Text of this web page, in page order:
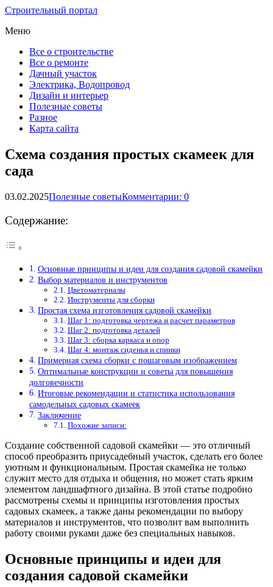
Строительный портал
Меню
Все о строительстве
Все о ремонте
Дачный участок
Электрика, Водопровод
Дизайн и интерьер
Полезные советы
Разное
Карта сайта
Схема создания простых скамеек для
сада
03.02.2025Полезные советыКомментарии: 0
Содержание:
Основные принципы и идеи для создания садовой скамейки
Выбор материалов и инструментов
Цветоматериалы
Инструменты для сборки
Простая схема изготовления садовой скамейки
Шаг 1: подготовка чертежа и расчет параметров
Шаг 2: подготовка деталей
Шаг 3: сборка каркаса и опор
Шаг 4: монтаж сиденья и спинки
Примерная схема сборки с пошаговым изображением
Оптимальные конструкции и советы для повышения
долговечности
Итоговые рекомендации и статистика использования
самодельных садовых скамеек
Заключение
Похожие записи:
Создание собственной садовой скамейки — это отличный
способ преобразить приусадебный участок, сделать его более
уютным и функциональным. Простая скамейка не только
служит место для отдыха и общения, но может стать ярким
элементом ландшафтного дизайна. В этой статье подробно
рассмотрены схемы и принципы изготовления простых
садовых скамеек, а также даны рекомендации по выбору
материалов и инструментов, что позволит вам выполнить
работу своими руками даже без специальных навыков.
Основные принципы и идеи для
создания садовой скамейки